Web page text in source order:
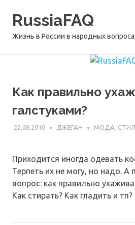
RussiaFAQ
Жизнь в России в народных
Как правильно
галстуками?
22.08.2010 ДЖЕГАН МОДА,
Приходится иногда одевать
Терпеть их не могу, но надо. А
вопрос: как правильно
Как стирать? Как гладить и тп?